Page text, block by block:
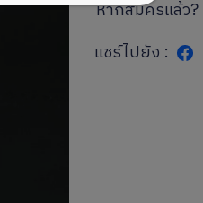
หากสมัครแล้ว?
แชร์ไปยัง :